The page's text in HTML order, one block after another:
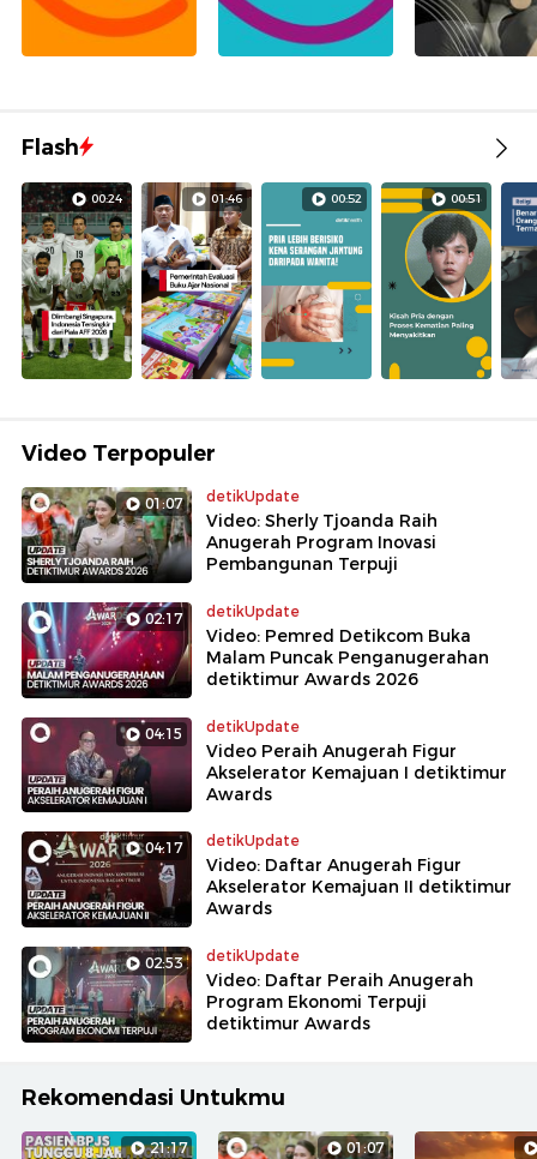
Flash
00:24 01:46 00:52 00:51
Video Terpopuler
01:07 detikUpdate
Video: Sherly Tjoanda Raih
Anugerah Program Inovasi
Pembangunan Terpuji
02:17 detikUpdate
Video: Pemred Detikcom Buka
Malam Puncak Penganugerahan
detiktimur Awards 2026
04:15 detikUpdate
Video Peraih Anugerah Figur
Akselerator Kemajuan I detiktimur
Awards
04:17 detikUpdate
Video: Daftar Anugerah Figur
Akselerator Kemajuan II detiktimur
Awards
02:53 detikUpdate
Video: Daftar Peraih Anugerah
Program Ekonomi Terpuji
detiktimur Awards
Rekomendasi Untukmu
21:17 01:07